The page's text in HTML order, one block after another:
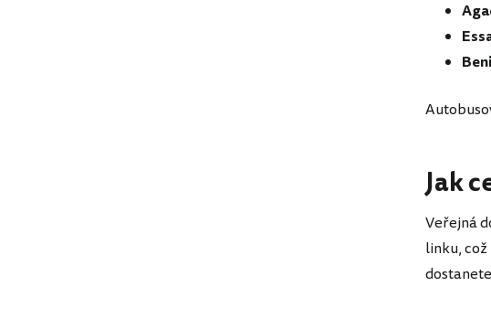
Jak
Veřejná
linku,